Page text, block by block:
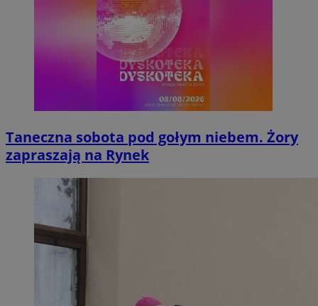
Taneczna sobota pod gołym niebem. Żory
zapraszają na Rynek